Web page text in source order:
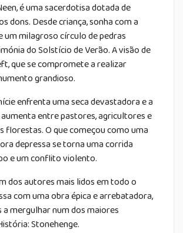
é uma sacerdotisa dotada de
dons. Desde criança, sonha com a
um milagroso círculo de pedras
do Solstício de Verão. A visão de
que se compromete a realizar
grandioso.
enfrenta uma seca devastadora e a
entre pastores, agricultores e
florestas. O que começou como uma
depressa se torna uma corrida
e um conflito violento.
dos autores mais lidos em todo o
com uma obra épica e arrebatadora,
mergulhar num dos maiores
Stonehenge.